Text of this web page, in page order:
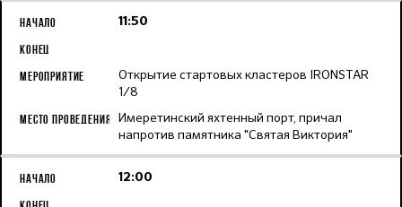
11:50
Открытие стартовых кластеров IRONSTAR
1/8
Имеретинский яхтенный порт, причал
напротив памятника "Святая Виктория"
12:00